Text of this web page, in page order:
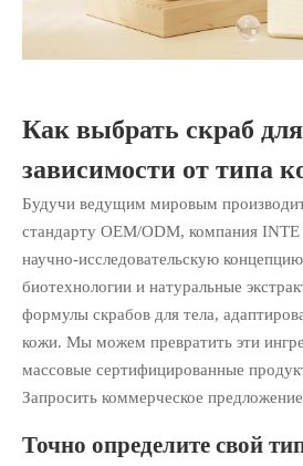
Как выбрать скраб
зависимости от типа
Будучи ведущим мировым
стандарту OEM/ODM, компания INTE
научно-исследовательскую
биотехнологии и натуральные
формулы скрабов для тела,
кожи. Мы можем превратить эти
массовые сертифицированные
Запросить коммерческое
Точно определите свой